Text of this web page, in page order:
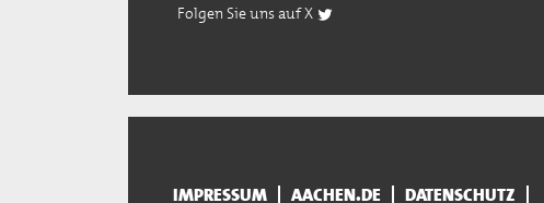
Folgen Sie uns auf X
IMPRESSUM AACHEN.DE DATENSCHUTZ